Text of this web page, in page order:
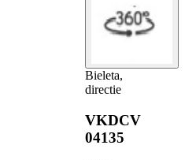
Bieleta,
directie
VKDCV
04135